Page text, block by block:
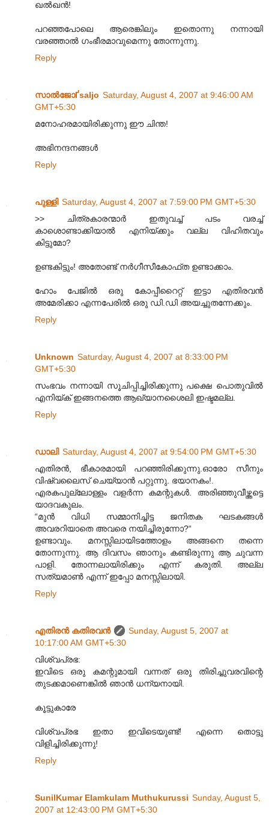
ഖല്‍ഖന്‍!
പറഞ്ഞപോലെ ആരെങ്കിലും ഇതൊന്നു നന്നായി
വരഞ്ഞാല്‍ ഗംഭീരമാവുമെന്നു തോന്നുന്നു.
Reply
സാല്‍ജോҐsaljo Saturday, August 4, 2007 at 9:46:00 AM
GMT+5:30
മനോഹരമായിരിക്കുന്നു ഈ ചിന്ത!
അഭിനന്ദനങ്ങള്‍
Reply
പുള്ളി Saturday, August 4, 2007 at 7:59:00 PM GMT+5:30
>> ചിത്രകാരന്മാര്‍ ഇതുവച്ച് പടം വരച്ച്
കാശൊണ്ടാക്കിയാല്‍ എനിയ്ക്കും വല്ല വിഹിതവും
കിട്ടുമോ?
ഉണ്ടകിട്ടും! അതോണ്ട് നര്‍ഗീസീകോഫ്ത ഉണ്ടാക്കാം.
ഹോം പേജില്‍ ഒരു കോപ്പീറൈറ്റ് ഇട്ടാ എതിരവന്‍
അമേരിക്കാ എന്നപേരില്‍ ഒരു ഡി.ഡി അയച്ചുതന്നേക്കും.
Reply
Unknown Saturday, August 4, 2007 at 8:33:00 PM
GMT+5:30
സംഭവം നന്നായി സൂചിപ്പിച്ചിരിക്കുന്നു പക്ഷെ പൊതുവില്‍
എനിയ്ക് ഇങ്ങനത്തെ ആഖ്യാനശൈലി ഇഷ്ടമല്ല.
Reply
ഡാലി Saturday, August 4, 2007 at 9:54:00 PM GMT+5:30
എതിരന്‍, ഭീകാരമായി പറഞ്ഞിരിക്കുന്നു.ഓരോ സീനും
വിഷ്വലൈസ് ചെയ്യാന്‍ പറ്റുന്നു. ഭയാനകം!.
എരകപുല്ലോള്ളം വളര്‍ന്ന കമന്റുകള്‍. അരിഞ്ഞുവീഴ്ത്തട്ടെ
യാദവകുലം.
“മുന്‍ വിധി സമ്മാനിച്ചിട്ട ജനിതക ഘടകങ്ങള്‍
അവരറിയാതെ അവരെ നയിച്ചിരുന്നോ?“
ഉണ്ടാവും. മനസ്സിലായിടത്തോളം അങ്ങനെ തന്നെ
തോന്നുന്നു. ആ ദിവസം ഞാനും കണ്ടിരുന്നു ആ ചുവന്ന
പാളി. തോന്നലായിരിക്കും എന്ന് കരുതി. അല്ല
സത്യമാണ്‍ എന്ന് ഇപ്പോ മനസ്സിലായി.
Reply
എതിരന്‍ കതിരവന്‍
Sunday, August 5, 2007 at
10:17:00 AM GMT+5:30
വിശ്വപ്രഭ:
ഇവിടെ ഒരു കമന്റുമായി വന്നത് ഒരു തിരിച്ചുവരവിന്റെ
തുടക്കമാണെങ്കില്‍ ഞാന്‍ ധന്യനായി.
കൂട്ടുകാരേ
വിശ്വപ്രഭ ഇതാ ഇവിടെയുണ്ട്! എന്നെ തൊട്ടു
വിളിച്ചിരിക്കുന്നു!
Reply
SunilKumar Elamkulam Muthukurussi Sunday, August 5,
2007 at 12:43:00 PM GMT+5:30